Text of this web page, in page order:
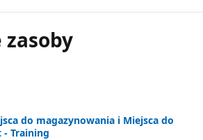
do magazynowania i Miejsca do
- Training